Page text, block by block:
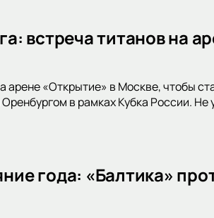
встреча титанов на
арене «Открытие» в Москве, чтобы
в рамках Кубка России. Не
года: «Балтика»